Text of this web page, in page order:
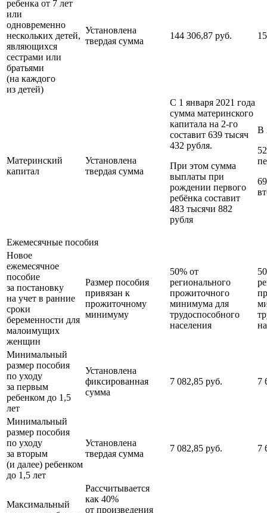
ребенка от 7 лет
или
одновременно
нескольких детей,
являющихся
сестрами или
братьями
(на каждого
из детей)
Установлена
твердая сумма
144 306,87 руб.
Материнский
капитал
Установлена
твердая сумма
С 1 января 2021 года
сумма материнского
капитала на 2-го
составит 639 тысяч
432 рубля.
При этом сумма
выплаты при
рождении первого
ребёнка составит
483 тысячи 882
рубля
В
Ежемесячные пособия
Новое
ежемесячное
пособие
за постановку
на учет в ранние
сроки
беременности для
малоимущих
женщин
Размер пособия
привязан к
прожиточному
минимуму
50% от
регионального
прожиточного
минимума для
трудоспособного
населения
Минимальный
размер пособия
по уходу
за первым
ребенком до 1,5
лет
Установлена
фиксированная
сумма
7 082,85 руб. 7
Минимальный
размер пособия
по уходу
за вторым
(и далее) ребенком
до 1,5 лет
Установлена
твердая сумма
7 082,85 руб. 7
Максимальный
Рассчитывается
как 40%
от произведения